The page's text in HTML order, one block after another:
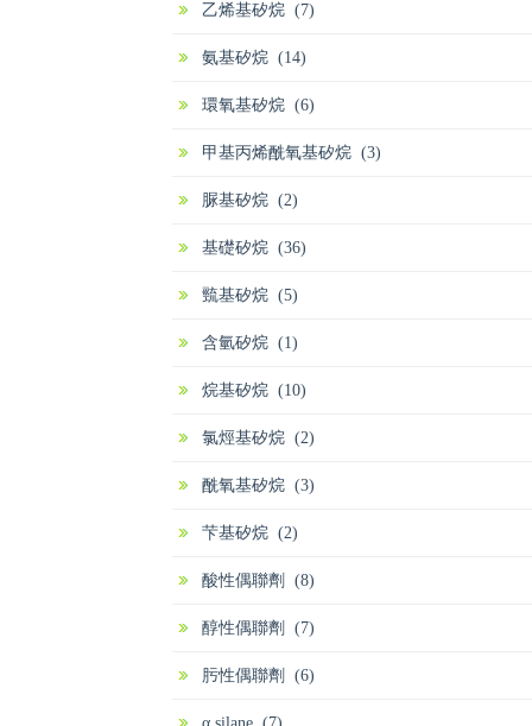
乙烯基矽烷 (7)
氨基矽烷 (14)
環氧基矽烷 (6)
甲基丙烯酰氧基矽烷 (3)
脲基矽烷 (2)
基礎矽烷 (36)
巰基矽烷 (5)
含氫矽烷 (1)
烷基矽烷 (10)
氯烴基矽烷 (2)
酰氧基矽烷 (3)
芐基矽烷 (2)
酸性偶聯劑 (8)
醇性偶聯劑 (7)
肟性偶聯劑 (6)